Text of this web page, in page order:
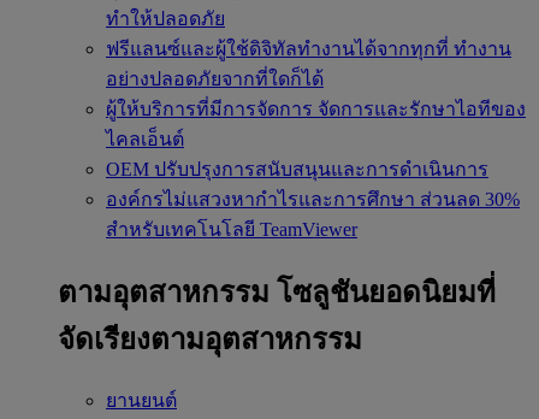
ทำให้ปลอดภัย
ฟรีแลนซ์และผู้ใช้ดิจิทัลทำงานได้จากทุกที่ ทำงาน
อย่างปลอดภัยจากที่ใดก็ได้
ผู้ให้บริการที่มีการจัดการ จัดการและรักษาไอทีของ
ไคลเอ็นต์
OEM ปรับปรุงการสนับสนุนและการดำเนินการ
องค์กรไม่แสวงหากำไรและการศึกษา ส่วนลด 30%
สำหรับเทคโนโลยี TeamViewer
ตามอุตสาหกรรม โซลูชันยอดนิยมที่
จัดเรียงตามอุตสาหกรรม
ยานยนต์